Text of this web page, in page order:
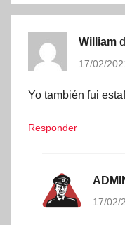
William
17/02/
Yo también fui
Responder
17/02/